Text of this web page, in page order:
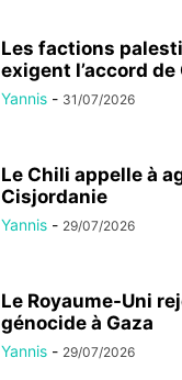
Les factions
exigent l’accord de
Yannis - 31/07/2026
Le Chili appelle à
Cisjordanie
Yannis - 29/07/2026
Le Royaume-Uni
génocide à Gaza
Yannis - 29/07/2026